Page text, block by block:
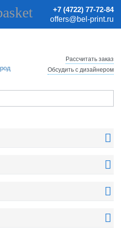
могут быть неактуальными.
у менеджеров.
+7 (4722) 77-72-84
offers@bel-print.ru
Рассчитать заказ
Обсудить с дизайнером



